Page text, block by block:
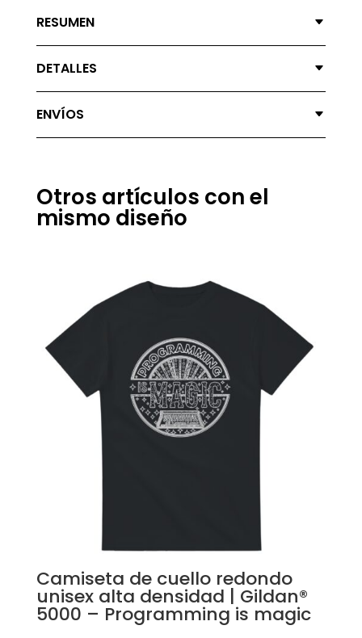
RESUMEN
DETALLES
ENVÍOS
Otros artículos con el
mismo diseño
Camiseta de cuello redondo
unisex alta densidad | Gildan®
5000 – Programming is magic